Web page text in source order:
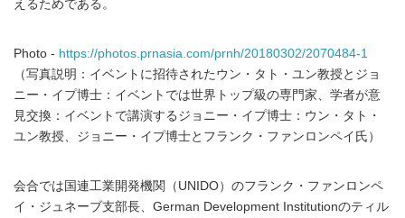
えるためである。
Photo - https://photos.prnasia.com/prnh/20180302/2070484-1
（写真説明：イベントに招待されたウン・タト・ユン教授とジョ
ニー・イプ博士：イベントでは世界トップ級の専門家、学者が意
見交換：イベントで講演するジョニー・イプ博士：ウン・タト・
ユン教授、ジョニー・イプ博士とフランク・ファンロンペイ氏）
会合では国連工業開発機関（UNIDO）のフランク・ファンロンペ
イ・ジュネーブ支部長、German Development Institutionのティル